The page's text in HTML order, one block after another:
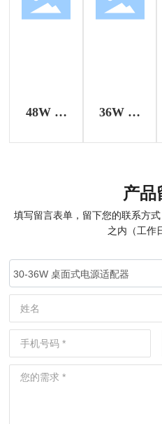
48W 氮
器
36W 氮
电源适配
器
产品
填写留言表单，留下您的联系方
之内（工作
30-36W 桌面式电源适配器